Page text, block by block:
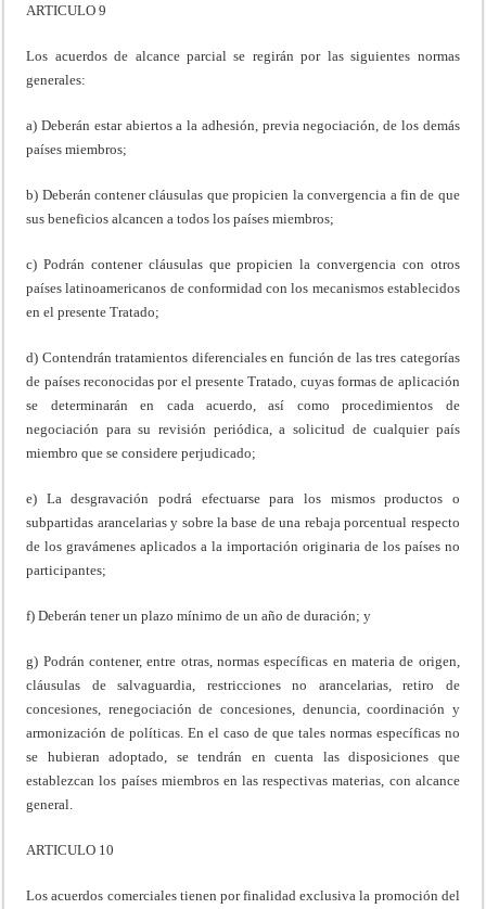
ARTICULO 9
Los acuerdos de alcance parcial se regirán por las siguientes normas
generales:
a) Deberán estar abiertos a la adhesión, previa negociación, de los demás
países miembros;
b) Deberán contener cláusulas que propicien la convergencia a fin de que
sus beneficios alcancen a todos los países miembros;
c) Podrán contener cláusulas que propicien la convergencia con otros
países latinoamericanos de conformidad con los mecanismos establecidos
en el presente Tratado;
d) Contendrán tratamientos diferenciales en función de las tres categorías
de países reconocidas por el presente Tratado, cuyas formas de aplicación
se determinarán en cada acuerdo, así como procedimientos de
negociación para su revisión periódica, a solicitud de cualquier país
miembro que se considere perjudicado;
e) La desgravación podrá efectuarse para los mismos productos o
subpartidas arancelarias y sobre la base de una rebaja porcentual respecto
de los gravámenes aplicados a la importación originaria de los países no
participantes;
f) Deberán tener un plazo mínimo de un año de duración; y
g) Podrán contener, entre otras, normas específicas en materia de origen,
cláusulas de salvaguardia, restricciones no arancelarias, retiro de
concesiones, renegociación de concesiones, denuncia, coordinación y
armonización de políticas. En el caso de que tales normas específicas no
se hubieran adoptado, se tendrán en cuenta las disposiciones que
establezcan los países miembros en las respectivas materias, con alcance
general.
ARTICULO 10
Los acuerdos comerciales tienen por finalidad exclusiva la promoción del